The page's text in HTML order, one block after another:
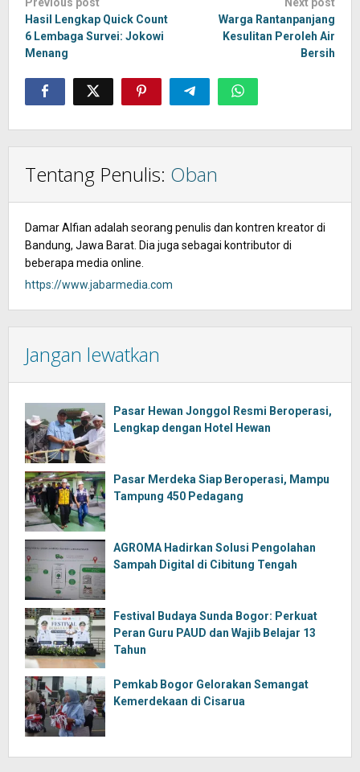
navigation
Hasil Lengkap Quick Count
6 Lembaga Survei: Jokowi
Menang
Warga Rantanpanjang
Kesulitan Peroleh Air
Bersih
Tentang Penulis: Oban
Damar Alfian adalah seorang penulis dan kontren kreator di
Bandung, Jawa Barat. Dia juga sebagai kontributor di
beberapa media online.
https://www.jabarmedia.com
Jangan lewatkan
Pasar Hewan Jonggol Resmi Beroperasi,
Lengkap dengan Hotel Hewan
Pasar Merdeka Siap Beroperasi, Mampu
Tampung 450 Pedagang
AGROMA Hadirkan Solusi Pengolahan
Sampah Digital di Cibitung Tengah
Festival Budaya Sunda Bogor: Perkuat
Peran Guru PAUD dan Wajib Belajar 13
Tahun
Pemkab Bogor Gelorakan Semangat
Kemerdekaan di Cisarua